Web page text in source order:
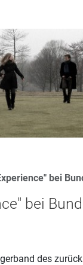
bei
bei
des